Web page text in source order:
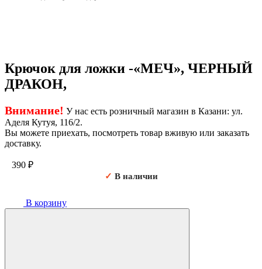
Крючок для ложки -«МЕЧ», ЧЕРНЫЙ
ДРАКОН,
Внимание! У нас есть розничный магазин в Казани: ул.
Аделя Кутуя, 116/2.
Вы можете приехать, посмотреть товар вживую или заказать
доставку.
390 ₽
✓ В наличии
В корзину